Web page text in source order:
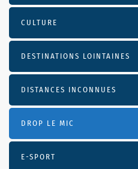
CULTURE
DESTINATIONS LOINTAINES
DISTANCES INCONNUES
DROP LE MIC
E-SPORT